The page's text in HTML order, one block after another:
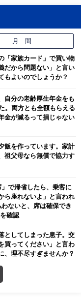
月 間
「家族カード」で買い物
だから問題ない」と言い
もよいのでしょうか？
自分の老齢厚生年金をも
。両方とも全額もらえる
金が減るって損じゃない
飯を作っています。家計
祖父母なら無償で協力す
で帰省したら、乗客に
ら座れないよ」と言われ
ないと、席は確保でき
確認
としてしまった息子。交
買ってください」と言わ
、理不尽すぎませんか？